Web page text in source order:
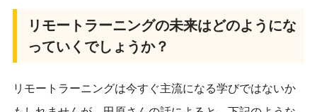
リモートラーニングの未来はどのようにな
っていくでしょうか？
リモートラーニングは今すぐ主流になる学びではないか